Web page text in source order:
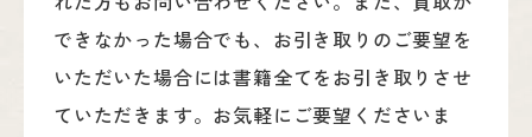
できなかった場合でも、お引き取りのご要望を
いただいた場合には書籍全てをお引き取りさせ
ていただきます。お気軽にご要望くださいま